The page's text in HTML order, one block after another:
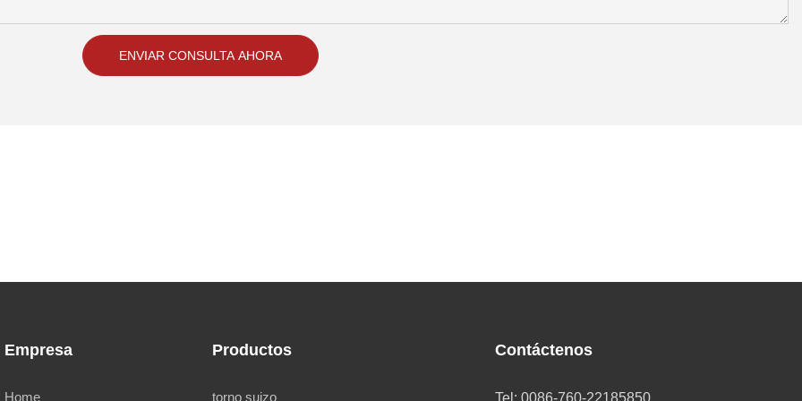
ENVIAR CONSULTA AHORA
Empresa
Home
Productos
torno suizo
Contáctenos
Tel: 0086-760-22185850